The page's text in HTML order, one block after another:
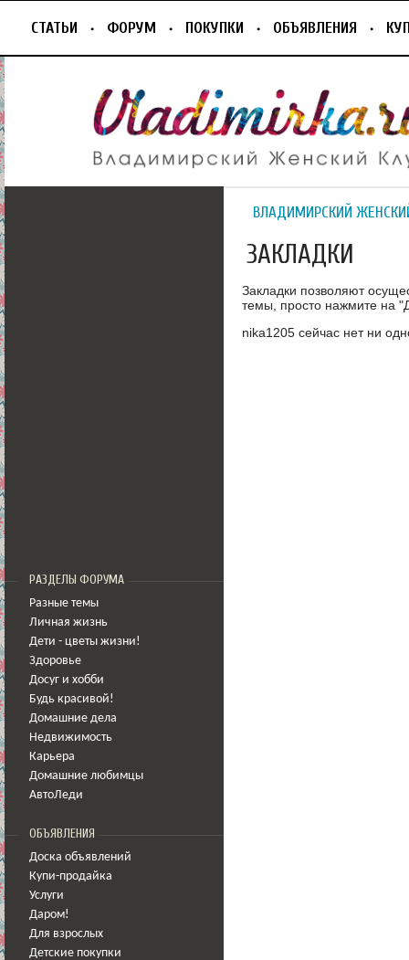
СТАТЬИ ФОРУМ ПОКУПКИ ОБЪЯВЛЕНИЯ
РАЗДЕЛЫ ФОРУМА
Разные темы
Личная жизнь
Дети - цветы жизни!
Здоровье
Досуг и хобби
Будь красивой!
Домашние дела
Недвижимость
Карьера
Домашние любимцы
АвтоЛеди
ОБЪЯВЛЕНИЯ
Доска объявлений
Купи-продайка
Услуги
Даром!
Для взрослых
Детские покупки
ВЛАДИМИРСКИЙ
ЗАКЛАДКИ
Закладки позволяют
темы, просто нажмите на
nika1205 сейчас нет ни